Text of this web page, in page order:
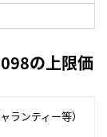
の上限価
ランティー等）